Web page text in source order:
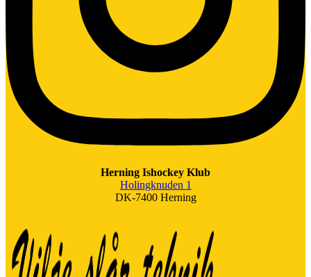
Herning Ishockey Klub
Holingknuden 1
DK-7400 Herning